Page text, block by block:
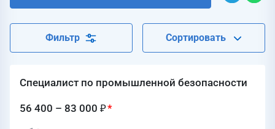
Фильтр Сортировать
Специалист по промышленной безопасности
56 400 – 83 000 ₽